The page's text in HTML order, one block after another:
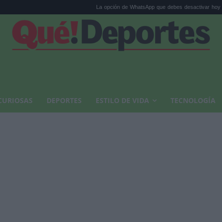
La opción de WhatsApp que debes desactivar hoy mis...
DEPORTES ESTILO DE VIDA TECNOLOGÍA